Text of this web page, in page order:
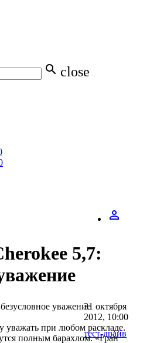
search close
perm_identity
5,7:
31 октября
2012, 10:00
тест-драйв
уважать при любом раскладе.
полным барахлом. «Гран